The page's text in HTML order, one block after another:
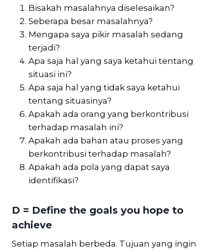
Bisakah masalahnya diselesaikan?
Seberapa besar masalahnya?
Mengapa saya pikir masalah sedang
terjadi?
Apa saja hal yang saya ketahui tentang
situasi ini?
Apa saja hal yang tidak saya ketahui
tentang situasinya?
Apakah ada orang yang berkontribusi
terhadap masalah ini?
Apakah ada bahan atau proses yang
berkontribusi terhadap masalah?
Apakah ada pola yang dapat saya
identifikasi?
D = Define the goals you hope to
achieve
Setiap masalah berbeda. Tujuan yang ingin